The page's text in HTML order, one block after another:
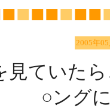
■■■■■■
2005年
見ていた
○ング